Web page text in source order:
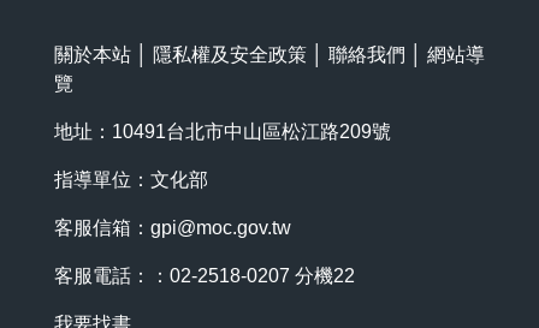
關於本站 隱私權及安全政策 聯絡我們
網站導
覽
地址：10491台北市中山區松江路209號
指導單位：文化部
客服信箱： gpi@moc.gov.tw
客服電話：：02-2518-0207 分機22
我要找書